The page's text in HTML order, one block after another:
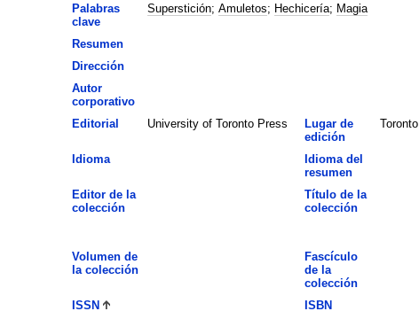
Palabras
clave
Superstición; Amuletos; Hechicería; Magia
Resumen
Dirección
Autor
corporativo
Editorial University of Toronto Press
Lugar de
edición
Toronto
Idioma
Idioma del
resumen
Editor de la
colección
Título de la
colección
Volumen de
la colección
Fascículo
de la
colección
ISSN ISBN